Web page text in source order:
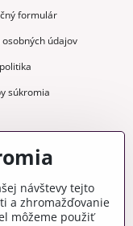
formulár
údajov
súkromia
na stiahnutie
návštevy tejto
a zhromažďovanie
môžeme použiť